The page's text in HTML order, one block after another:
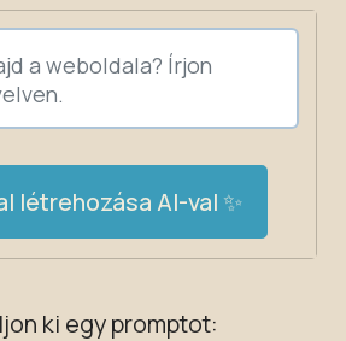
létrehozása AI-val ✨
ki egy promptot: